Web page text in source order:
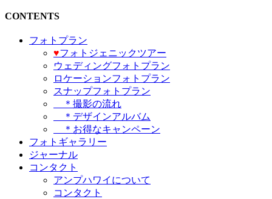
CONTENTS
フォトプラン
♥️フォトジェニックツアー
ウェディングフォトプラン
ロケーションフォトプラン
スナップフォトプラン
＊撮影の流れ
＊デザインアルバム
＊お得なキャンペーン
フォトギャラリー
ジャーナル
コンタクト
アンプハワイについて
コンタクト